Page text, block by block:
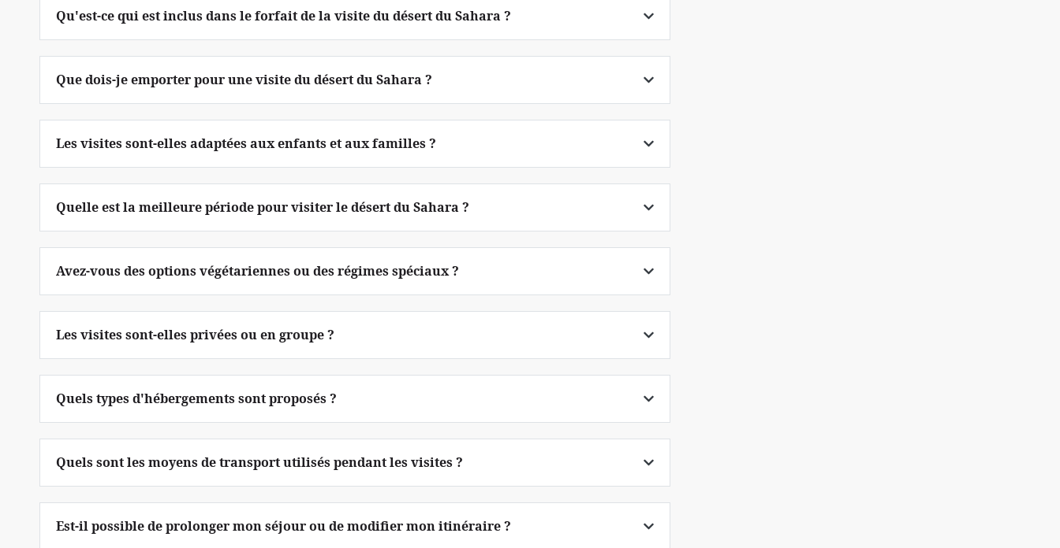
Qu'est-ce qui est inclus dans le forfait de la visite du désert du Sahara ?
Que dois-je emporter pour une visite du désert du Sahara ?
Les visites sont-elles adaptées aux enfants et aux familles ?
Quelle est la meilleure période pour visiter le désert du Sahara ?
Avez-vous des options végétariennes ou des régimes spéciaux ?
Les visites sont-elles privées ou en groupe ?
Quels types d'hébergements sont proposés ?
Quels sont les moyens de transport utilisés pendant les visites ?
Est-il possible de prolonger mon séjour ou de modifier mon itinéraire ?